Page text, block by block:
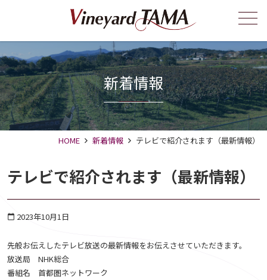
メニュー
新着情報
HOME 新着情報 テレビで紹介されます（最新情報）
テレビで紹介されます（最新情報）
calendar_today 2023年10月1日
先般お伝えしたテレビ放送の最新情報をお伝えさせていただきます。
放送局 NHK総合
番組名 首都圏ネットワーク